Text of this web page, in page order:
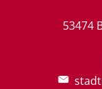
53474